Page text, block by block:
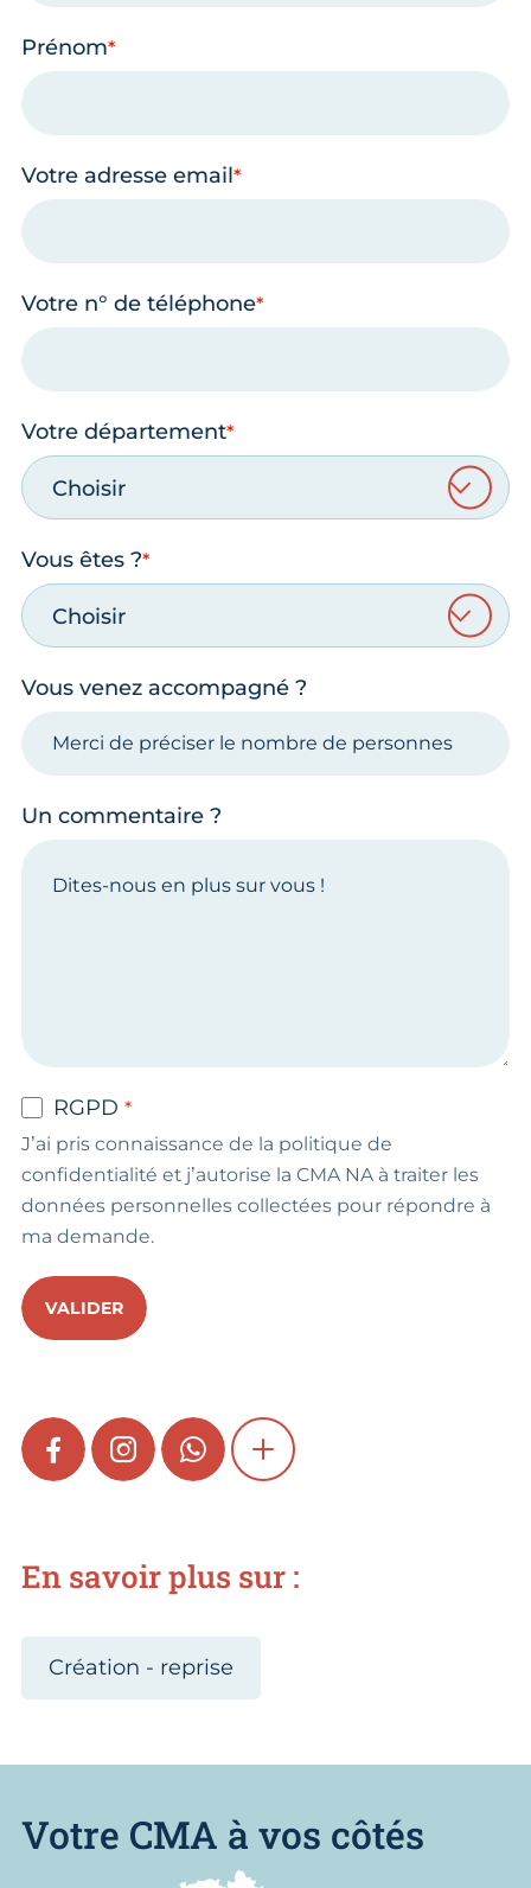
Prénom
Votre adresse email
Votre n° de téléphone
Votre département
Choisir
Vous êtes ?
Choisir
Vous venez accompagné ?
Un commentaire ?
RGPD
J’ai pris connaissance de la politique de
confidentialité et j’autorise la CMA NA à traiter les
données personnelles collectées pour répondre à
ma demande.
VALIDER
FACEBOOKINSTAGRAMWHATSAPPSHOW MORE
En savoir plus sur :
Création - reprise
Votre CMA à vos côtés